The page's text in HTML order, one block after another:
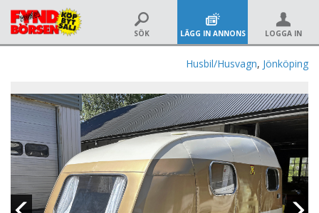
SÖK LÄGG IN ANNONS LOGGA IN
Husbil/Husvagn, Jönköping